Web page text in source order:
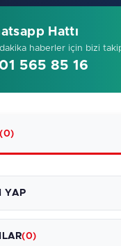
Hattı
haberler için bizi
565 85 16
(0)
YAP
(0)